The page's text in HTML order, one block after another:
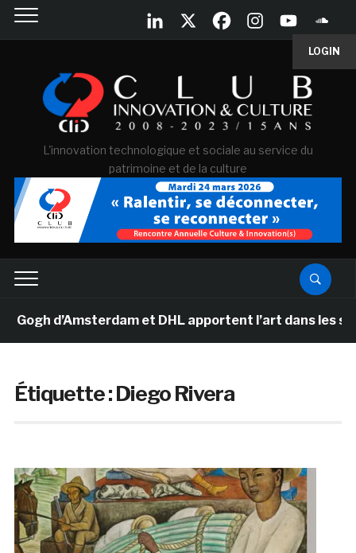
LOGIN
L'innovation technologique et sociale au service du
patrimoine et de la culture
d’Amsterdam et DHL apportent l’art dans les
Étiquette :Diego Rivera